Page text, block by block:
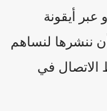
أيقونة
لنساهم
في